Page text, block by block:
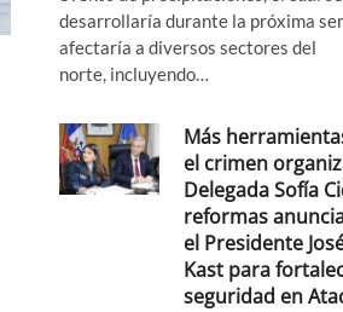
desarrollaría durante la próxima
afectaría a diversos sectores del
norte, incluyendo…
Más
el crimen
Delegada Sofía
reformas
el Presidente
Kast para
seguridad en